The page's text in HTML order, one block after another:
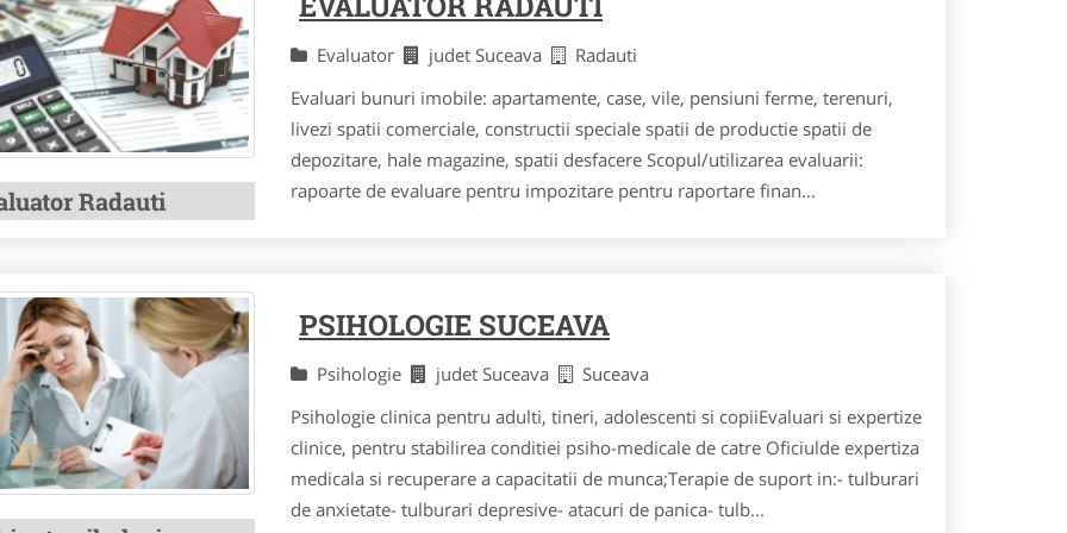
Radauti
Evaluator judet Suceava
Radauti
Evaluari bunuri imobile: apartamente, case, vile, pensiuni ferme, terenuri,
livezi spatii comerciale, constructii speciale spatii de productie spatii de
depozitare, hale magazine, spatii desfacere Scopul/utilizarea evaluarii:
rapoarte de evaluare pentru impozitare pentru raportare finan...
PSIHOLOGIE SUCEAVA
Psihologie judet Suceava
Suceava
Psihologie clinica pentru adulti, tineri, adolescenti si copiiEvaluari si expertize
clinice, pentru stabilirea conditiei psiho-medicale de catre Oficiulde expertiza
medicala si recuperare a capacitatii de munca;Terapie de suport in:- tulburari
de anxietate- tulburari depresive- atacuri de panica- tulb...